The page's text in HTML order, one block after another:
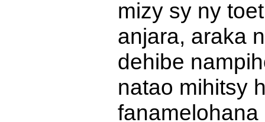
mizy sy ny
anjara, araka
dehibe
natao mihitsy